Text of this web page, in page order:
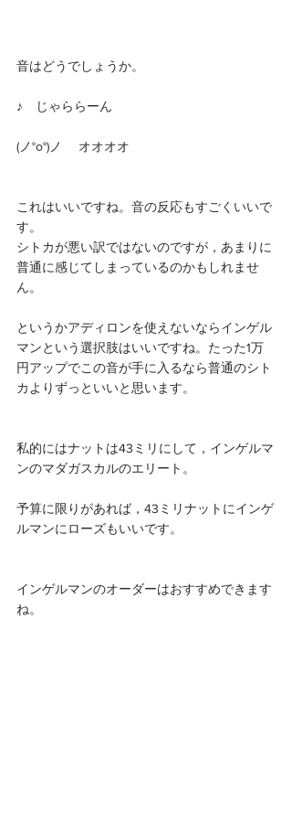
音はどうでしょうか。
♪　じゃららーん
(ノ°ο°)ノ 　オオオオ
これはいいですね。音の反応もすごくいいで
す。
シトカが悪い訳ではないのですが，あまりに
普通に感じてしまっているのかもしれませ
ん。
というかアディロンを使えないならインゲル
マンという選択肢はいいですね。たった1万
円アップでこの音が手に入るなら普通のシト
カよりずっといいと思います。
私的にはナットは43ミリにして，インゲルマ
ンのマダガスカルのエリート。
予算に限りがあれば，43ミリナットにインゲ
ルマンにローズもいいです。
インゲルマンのオーダーはおすすめできます
ね。